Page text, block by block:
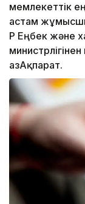
мемлекеттік
астам
ҚР Еңбек және
ҚазАқпарат.